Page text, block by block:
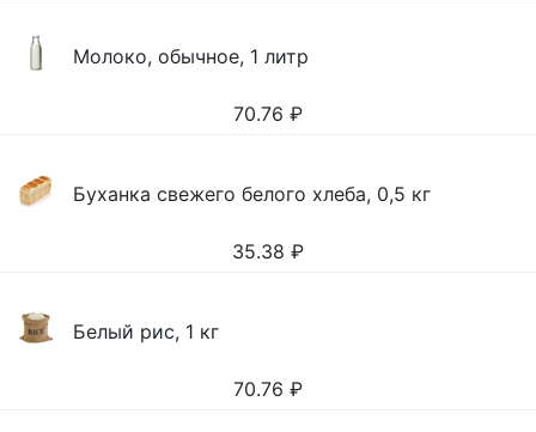
Молоко, обычное, 1 литр
70.76 ₽
Буханка свежего белого хлеба, 0,5 кг
35.38 ₽
Белый рис, 1 кг
70.76 ₽